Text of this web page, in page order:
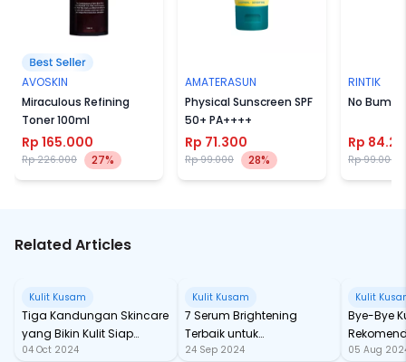
AVOSKIN
Miraculous Refining
Toner 100ml
Rp 165.000
Rp 226.000 27%
AMATERASUN
Physical Sunscreen SPF
50+ PA++++
Rp 71.300
Rp 99.000 28%
RINTIK
No Bump
Rp
Rp 99.000
Related Articles
Kulit Kusam
Tiga Kandungan Skincare
yang Bikin Kulit Siap
Tempur Lawan Polusi!
04 Oct 2024
Kulit Kusam
7 Serum Brightening
Terbaik untuk
Mencerahkan Wajah
24 Sep 2024
Kulit
Bye-Bye
Mulai
05 Aug